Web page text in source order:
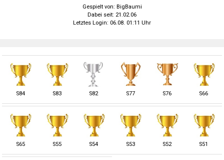
Gespielt von: BigBaumi
Dabei seit: 21.02.06
Letztes Login: 06.08. 01:11 Uhr
S84 S83 S82 S77 S76 S66
S65 S55 S54 S53 S52 S51